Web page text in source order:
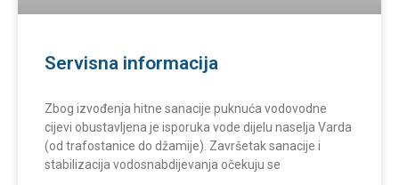
Servisna informacija
Zbog izvođenja hitne sanacije puknuća vodovodne
cijevi obustavljena je isporuka vode dijelu naselja Varda
(od trafostanice do džamije). Završetak sanacije i
stabilizacija vodosnabdijevanja očekuju se